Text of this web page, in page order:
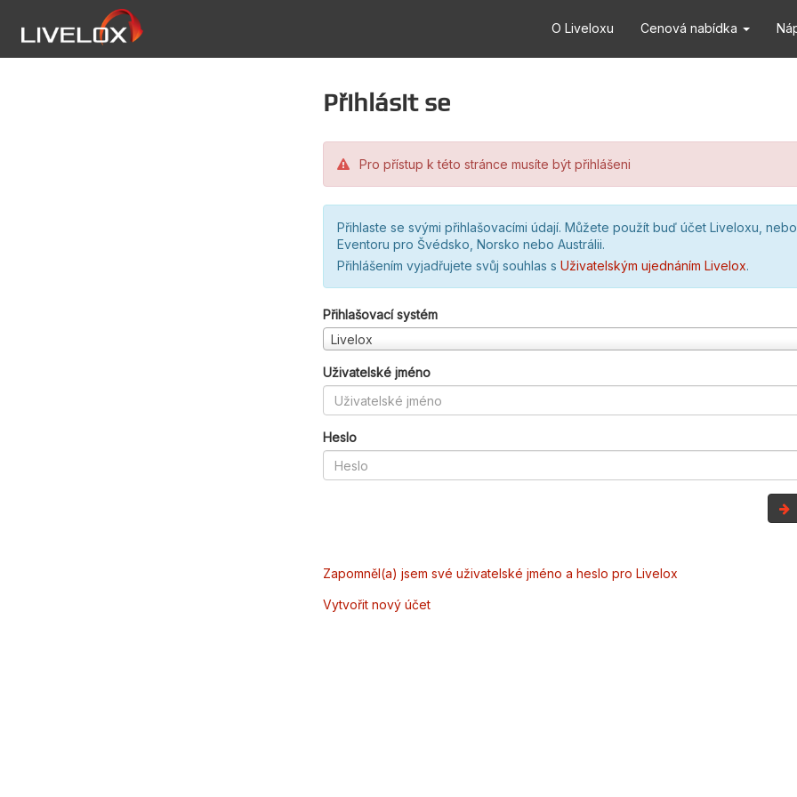
O Liveloxu Cenová nabídka
Přihlásit se
Pro přístup k této stránce musíte být přihlášeni
Přihlaste se svými přihlašovacími údají. Můžete použít buď účet Liveloxu,
Eventoru pro Švédsko, Norsko nebo Austrálii.
Přihlášením vyjadřujete svůj souhlas s Uživatelským ujednáním Livelox.
Přihlašovací systém
Livelox
Uživatelské jméno
Heslo
Zapomněl(a) jsem své uživatelské jméno a heslo pro Livelox
Vytvořit nový účet